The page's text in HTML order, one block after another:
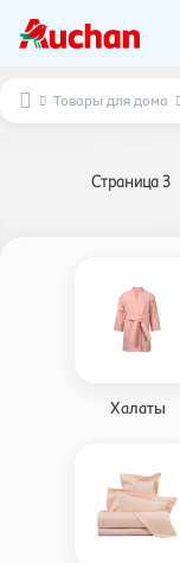
Товары для дома
Страница3
Халаты